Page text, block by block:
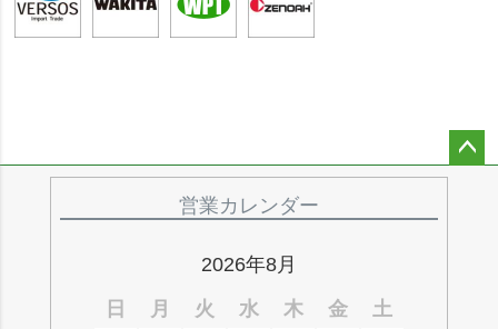
営業カレンダー
2026年8月
日
月 火 水 木 金 土